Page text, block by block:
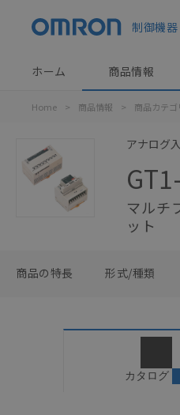
制御機器
ホーム 商品情報
Home > 商品情報 > 商品カテゴ
アナログ
マルチ
ット
商品の特長 形式/種類
カタログ